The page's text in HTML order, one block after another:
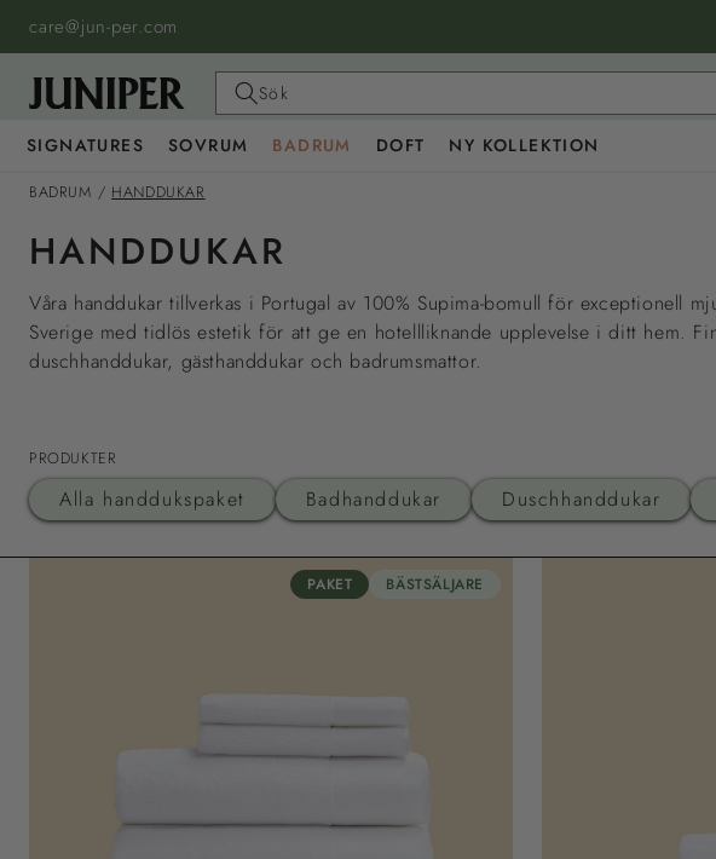
TILL
INNEHÅLL
care@jun-per.com
SIGNATURES SOVRUM BADRUM DOFT NY KOLLEKTION
Sök
BADRUM / HANDDUKAR
HANDDUKAR
Våra handdukar tillverkas i Portugal av 100% Supima-bomull för exceptionell
Sverige med tidlös estetik för att ge en hotellliknande upplevelse i ditt hem.
duschhanddukar, gästhanddukar och badrumsmattor.
PRODUKTER
Alla handdukspaket Badhanddukar Duschhanddukar
PAKET BÄSTSÄLJARE